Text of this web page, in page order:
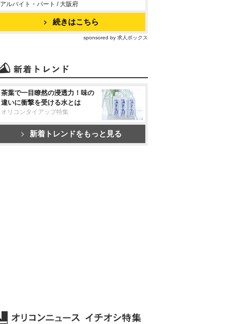
アルバイト・パート / 大阪府
続きはこちら
sponsored by 求人ボックス
茶葉で一目瞭然の浸透力！味の
違いに衝撃を受ける水とは
オリコンタイアップ特集
新着トレンドをもっと見る